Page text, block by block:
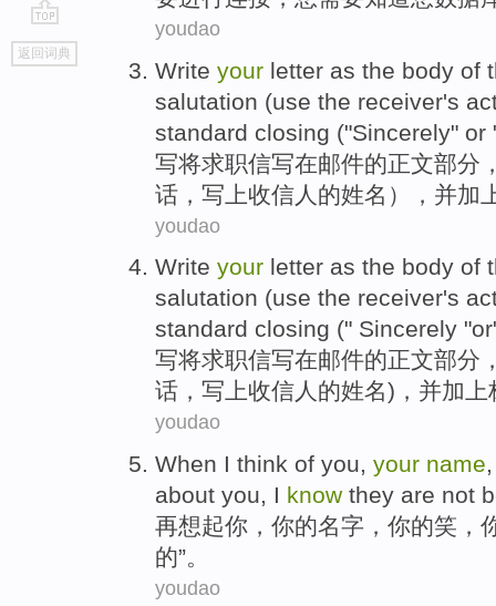
go
top
返回词典
youdao
Write your letter as the body of
salutation (use the receiver's
standard closing ("Sincerely" or
写将求职信写在邮件的正文部分
话，写上收信人 的姓名 ）， 并加
youdao
Write your letter as the body of
salutation (use the receiver's
standard closing (" Sincerely
写将求职信写在邮件的正文部分
话，写上收信人 的姓名)， 并加上
youdao
When I think of you, your name
about you, I know they are not
再想起你 ， 你的名字 ，你的笑 ，
的”。
youdao